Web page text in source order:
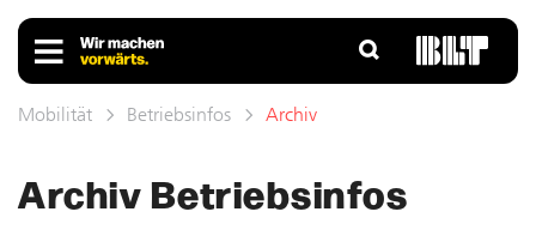
Mobilität Betriebsinfos Archiv
Archiv Betriebs­infos